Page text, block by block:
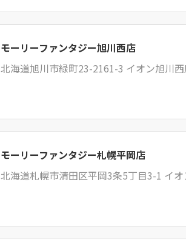
モーリーファンタジー旭川西店
北海道旭川市緑町23-2161-3 イオン旭川
モーリーファンタジー札幌平岡店
北海道札幌市清田区平岡3条5丁目3-1 イ